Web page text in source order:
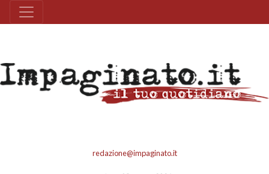
redazione@impaginato.it